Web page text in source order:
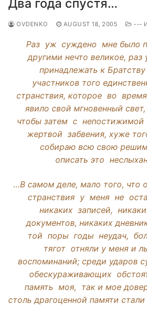
Два года спустя…
OVDENKO AUGUST 18, 2005 ---
Раз уж суждено мне было
другими нечто великое,
принадлежать к
участников того
странствия, которое во
явило свой мгновенный
чтобы затем с
жертвой забвения, хуже
собираю всю свою
описать это
…В самом деле, мало того, что
странствия у меня не
никаких записей,
документов, никаких
той поры годы неудач,
тягот отняли у меня и
воспоминаний; среди ударов
обескураживающих
память моя, так и мое
столь драгоценной памяти